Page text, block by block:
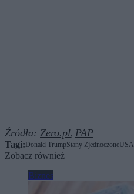
Źródła: Zero.pl, PAP
Tagi: Donald TrumpStany ZjednoczoneUSA
Zobacz również
Biznes